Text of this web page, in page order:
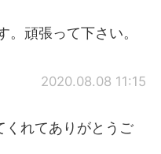
。頑張って下さい。
2020.08.08 11:15
くれてありがとうご